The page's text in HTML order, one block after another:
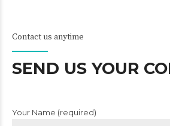
Contact us anytime
SEND US YOUR
Your Name (required)